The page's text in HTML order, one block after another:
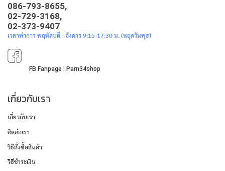
086-793-8655,
02-729-3168,
02-373-9407
เวลาทำการ พฤหัสบดี - อังคาร 9:15-17:30 น. (หยุดวันพุธ)
FB Fanpage : Parn34shop
เกี่ยวกับเรา
เกี่ยวกับเรา
ติดต่อเรา
วิธีสั่งซื้อสินค้า
วิธีชำระเงิน